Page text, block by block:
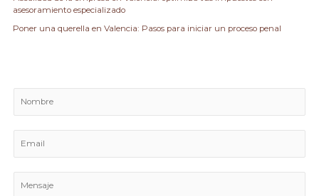
asesoramiento especializado
Poner una querella en Valencia: Pasos para iniciar un proceso penal
m
r
a